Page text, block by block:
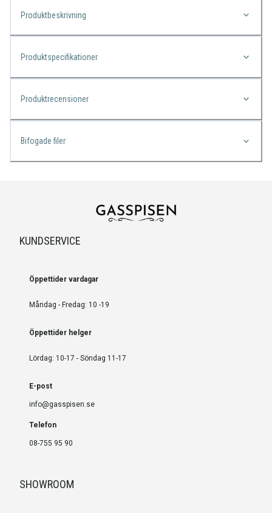
Produktbeskrivning
Produktspecifikationer
Produktrecensioner
Bifogade filer
KUNDSERVICE
Öppettider vardagar
Måndag - Fredag: 10 -19
Öppettider helger
Lördag: 10-17 - Söndag 11-17
E-post
info@gasspisen.se
Telefon
08-755 95 90
SHOWROOM